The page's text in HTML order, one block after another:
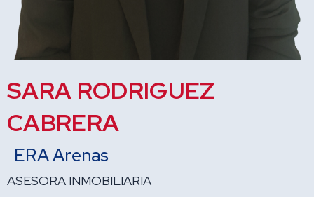
SARA RODRIGUEZ
CABRERA
ERA Arenas
ASESORA INMOBILIARIA